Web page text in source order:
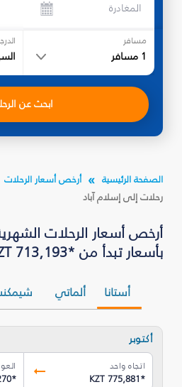
المغادرة
مسافر
1 مسافر
ابحث عن
الصفحة الرئيسية أرخص أسعار الرحلات
رحلات إلى إسلام آباد
أرخص أسعار الرحلات
بأسعار تبدأ من *KZT 713,193
أستانا ألماتي
أكتوبر
اتجاه واحد
KZT 775,881*
*